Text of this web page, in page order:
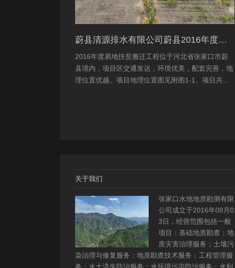
蔚县清源排水有限公司蔚县2016年度易地扶贫搬迁工程水土保持方案
2016年度易地扶贫搬迁工程位于河北省张家口市蔚
县境内，项目区交通发达，环境优美，配套完善，地
理位置优越。项目地理位置图见附图1-1。项目共建1
关于我们
张家口水地地质勘测有限
公司成立于2016年08月0
3日，经营范围包括一般
项目：基础地质勘查；地
质灾害治理服务；土壤污
染治理与修复服务；地质勘查技术服务；工程管理服